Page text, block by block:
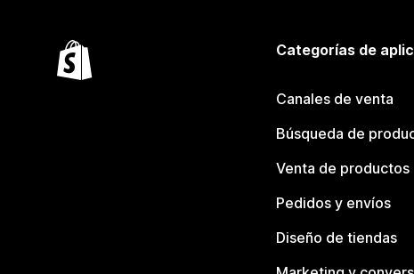
Categorías de
Canales de venta
Búsqueda de
Venta de productos
Pedidos y envíos
Diseño de tiendas